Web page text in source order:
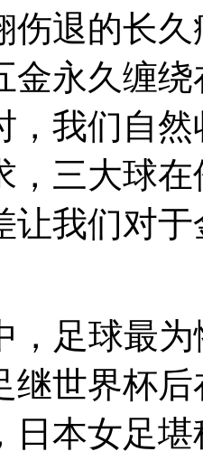
伤退的长
金永久缠
，我们自
，三大球
让我们对
足球最为
继世界杯
日本女足